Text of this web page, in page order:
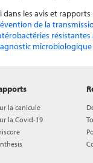
dans les avis et rapports
de la
la canicule
la Covid-19